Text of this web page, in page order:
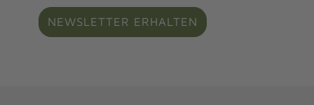
NEWSLETTER ERHALTEN